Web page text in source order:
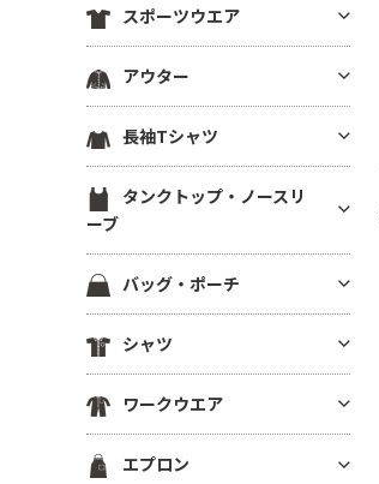
オーガニック・天然素材Tシャ
ツ
リサイクル素材Tシャツ
7分袖・5分袖（ハーフスリー
ブ）
ラグランTシャツ
後染め・タイダイTシャツ
クロップドTシャツ
きれいめ・上質プレミアムTシ
ボーダーTシャツ
グラフィックTシャツ
ワンピース・チュニック
メンズカットソー
ポケ無しポロシャツ
ポケ付きポロシャツ
ボタンダウンポロシャツ
裏起毛トレーナー
ドライスウェット トレーナー
ビッグシルエット トレーナー
薄手パーカー(8.9oz以下)
中肉パーカー(9～10.9oz)
厚手パーカー(11oz～)
裏毛(裏パイル)パーカー
裏起毛パーカー
ドライスウェット パーカー
パーカーその他
スウェットショーツ
スウェットジャケット
スウェットカーディガン
半袖スウェット
スポーツウエア
スポーツウエア トップス(半袖)
スポーツウエア トップス(長袖)
スポーツウエア ノースリーブ
ジャージ トラックパンツ
ハーフパンツ・ショーツ
ロングパンツ
スポーツ用インナー
ビブス
スポーツ ソックス
アウター
ブルゾン(裏地なし)
ブルゾン(裏地あり)
ブルゾン(厚手・防寒）
イベントブルゾン
コーチジャケット
スタジアムジャンパー
スポーツジャケット
フリースジャケット
ポンチョ
長袖Tシャツ
定番無地長袖Tシャツ
ドライ・機能性長袖Tシャツ
薄手長袖Tシャツ(4.9oz以下)
中肉長袖厚Tシャツ(5～5.5oz)
ヘビーウエイト長袖Tシャツ(5.
6～6.4oz)
厚手長袖Tシャツ(6.5oz～)
ビッグシルエット長袖Tシャツ
Vネック長袖Tシャツ
タンクトップ・ノースリ
ーブ
タンクトップ
ノースリーブ
ドライノースリーブ
キャミソール
バッグ・ポーチ
コットンバッグ
キャンバストートバッグ
ナイロン・ポリエステルバッグ
シャツ
半袖シャツ
長袖シャツ
7分袖・5分袖シャツ
ワークウエア
ワークシャツ(半袖)
エプロン